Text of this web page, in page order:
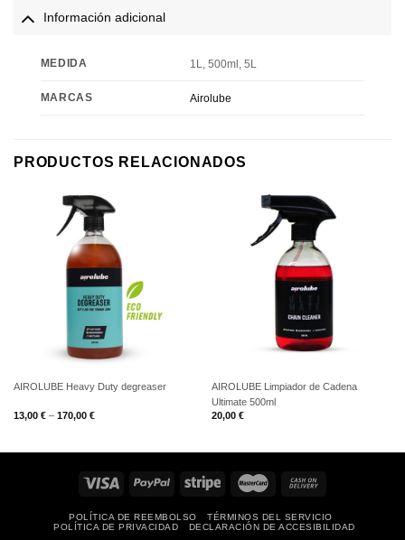
Información adicional
MEDIDA 1L, 500ml, 5L
MARCAS Airolube
PRODUCTOS RELACIONADOS
AIROLUBE Heavy Duty degreaser
13,00 €– 170,00 €
AIROLUBE Limpiador de Cadena
Ultimate 500ml
20,00 €
POLÍTICA DE REEMBOLSO
TÉRMINOS DEL SERVICIO
POLÍTICA DE PRIVACIDAD
DECLARACIÓN DE ACCESIBILIDAD